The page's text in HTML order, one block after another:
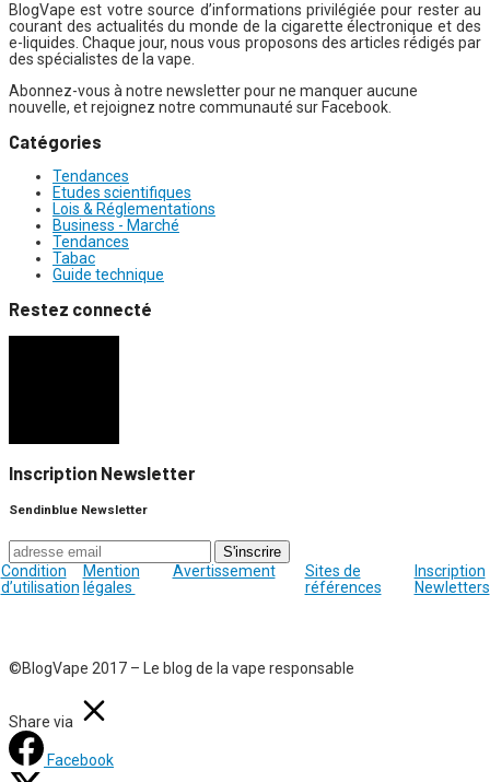
BlogVape est votre source d’informations privilégiée pour rester au
courant des actualités du monde de la cigarette électronique et des
e-liquides. Chaque jour, nous vous proposons des articles rédigés par
des spécialistes de la vape.
Abonnez-vous à notre newsletter pour ne manquer aucune
nouvelle, et rejoignez notre communauté sur Facebook.
Catégories
Tendances
Etudes scientifiques
Lois & Réglementations
Business - Marché
Tendances
Tabac
Guide technique
Restez connecté
Inscription Newsletter
Sendinblue Newsletter
Condition
d’utilisation
Mention
légales
Avertissement
Sites de
références
Inscription
Newletters
©BlogVape 2017 – Le blog de la vape responsable
Share via
Facebook